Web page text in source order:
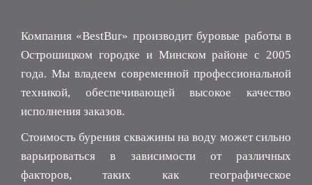
Компания «BestBur» производит буровые работы в
Острошицком городке и Минском районе с 2005
года. Мы владеем современной профессиональной
техникой, обеспечивающей высокое качество
исполнения заказов.
Стоимость бурения скважины на воду может сильно
варьироваться в зависимости от различных
факторов, таких как географическое